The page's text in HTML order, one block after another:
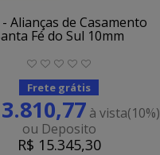
Alianças de Casamento
Fé do Sul 10mm
Frete grátis
à vista(10%)
ou Deposito
R$ 15.345,30